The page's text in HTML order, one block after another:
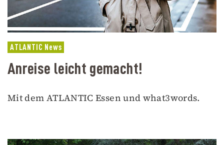
ATLANTIC News
Anreise leicht gemacht!
Mit dem ATLANTIC Essen und what3words.